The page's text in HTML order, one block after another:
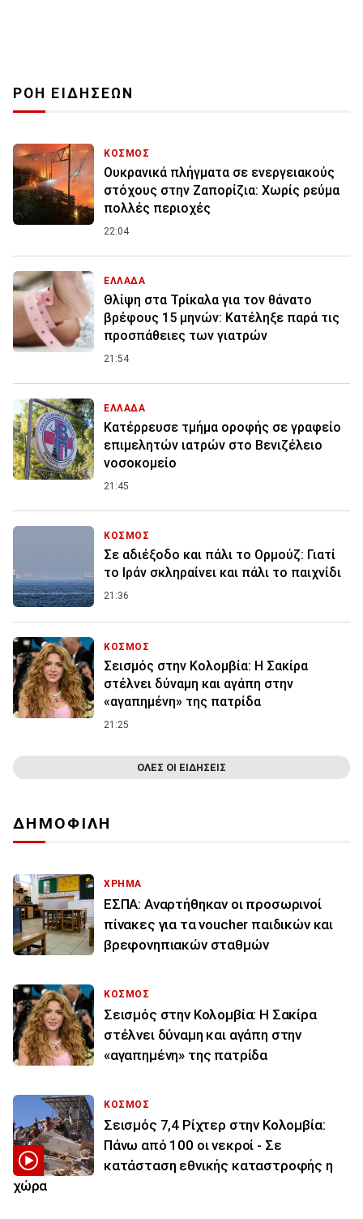
ΡΟΗ ΕΙΔΗΣΕΩΝ
ΚΟΣΜΟΣ
Ουκρανικά πλήγματα σε ενεργειακούς
στόχους στην Ζαπορίζια: Χωρίς ρεύμα
πολλές περιοχές
22:04
ΕΛΛΑΔΑ
Θλίψη στα Τρίκαλα για τον θάνατο
βρέφους 15 μηνών: Κατέληξε παρά τις
προσπάθειες των γιατρών
21:54
ΕΛΛΑΔΑ
Κατέρρευσε τμήμα οροφής σε γραφείο
επιμελητών ιατρών στο Βενιζέλειο
νοσοκομείο
21:45
ΚΟΣΜΟΣ
Σε αδιέξοδο και πάλι το Ορμούζ: Γιατί
το Ιράν σκληραίνει και πάλι το παιχνίδι
21:36
ΚΟΣΜΟΣ
Σεισμός στην Κολομβία: Η Σακίρα
στέλνει δύναμη και αγάπη στην
«αγαπημένη» της πατρίδα
21:25
ΟΛΕΣ ΟΙ ΕΙΔΗΣΕΙΣ
ΔΗΜΟΦΙΛΗ
ΧΡΗΜΑ
ΕΣΠΑ: Αναρτήθηκαν οι προσωρινοί
πίνακες για τα voucher παιδικών και
βρεφονηπιακών σταθμών
ΚΟΣΜΟΣ
Σεισμός στην Κολομβία: Η Σακίρα
στέλνει δύναμη και αγάπη στην
«αγαπημένη» της πατρίδα
ΚΟΣΜΟΣ
Σεισμός 7,4 Ρίχτερ στην Κολομβία:
Πάνω από 100 οι νεκροί - Σε
κατάσταση εθνικής καταστροφής η
χώρα